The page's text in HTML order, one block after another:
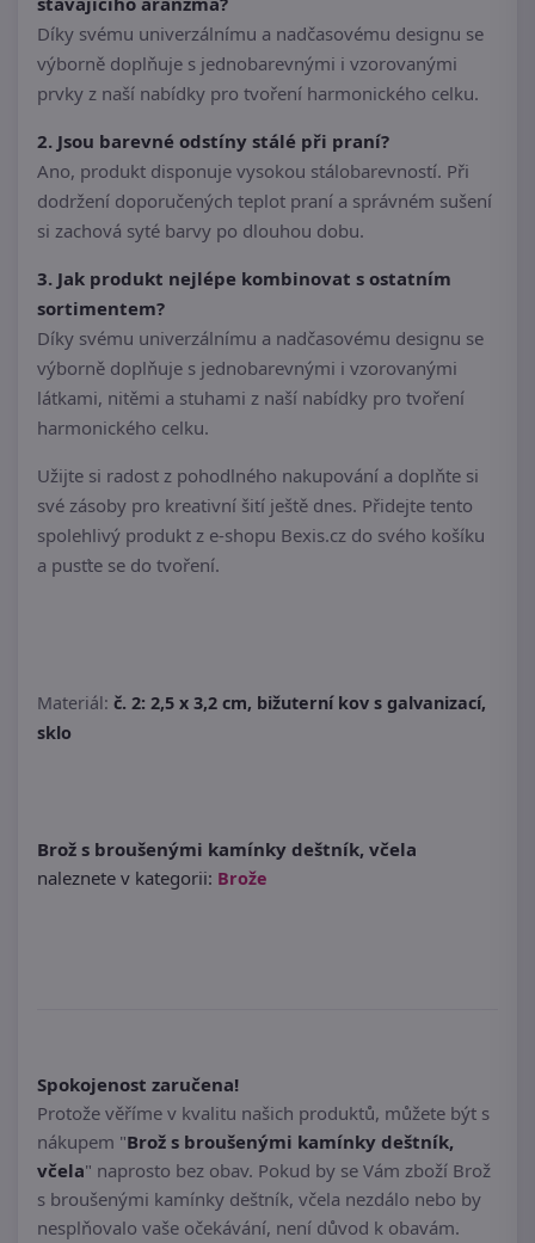
Díky svému univerzálnímu a nadčasovému designu se
výborně doplňuje s jednobarevnými i vzorovanými
prvky z naší nabídky pro tvoření harmonického celku.
2. Jsou barevné odstíny stálé při praní?
Ano, produkt disponuje vysokou stálobarevností. Při
dodržení doporučených teplot praní a správném sušení
si zachová syté barvy po dlouhou dobu.
3. Jak produkt nejlépe kombinovat s ostatním
sortimentem?
Díky svému univerzálnímu a nadčasovému designu se
výborně doplňuje s jednobarevnými i vzorovanými
látkami, nitěmi a stuhami z naší nabídky pro tvoření
harmonického celku.
Užijte si radost z pohodlného nakupování a doplňte si
své zásoby pro kreativní šití ještě dnes. Přidejte tento
spolehlivý produkt z e-shopu Bexis.cz do svého košíku
a pusťte se do tvoření.
Materiál: č. 2: 2,5 x 3,2 cm, bižuterní kov s galvanizací,
sklo
Brož s broušenými kamínky deštník, včela
naleznete v kategorii: Brože
Spokojenost zaručena!
Protože věříme v kvalitu našich produktů, můžete být s
nákupem "Brož s broušenými kamínky deštník,
včela" naprosto bez obav. Pokud by se Vám zboží Brož
s broušenými kamínky deštník, včela nezdálo nebo by
nesplňovalo vaše očekávání, není důvod k obavám.